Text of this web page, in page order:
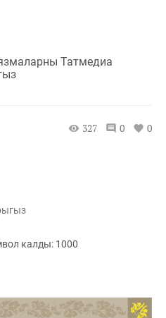
Татмедиа
327 0 0
калды: 1000